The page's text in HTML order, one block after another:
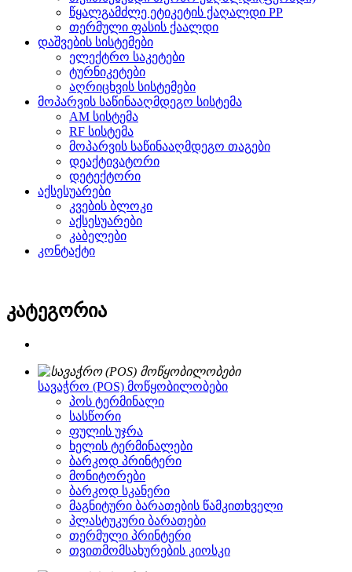
წყალგამძლე ეტიკეტის ქაღალდი PP
თერმული ფასის ქაალდი
დაშვების სისტემები
ელექტრო საკეტები
ტურნიკეტები
აღრიცხვის სისტემები
მოპარვის საწინააღმდეგო სისტემა
AM სისტემა
RF სისტემა
მოპარვის საწინააღმდეგო თაგები
დეაქტივატორი
დეტექტორი
აქსესუარები
კვების ბლოკი
აქსესუარები
კაბელები
კონტაქტი
კატეგორია
სავაჭრო (POS) მოწყობილობები
პოს ტერმინალი
სასწორი
ფულის უჯრა
ხელის ტერმინალები
ბარკოდ პრინტერი
მონიტორები
ბარკოდ სკანერი
მაგნიტური ბარათების წამკითხველი
პლასტუკური ბარათები
თერმული პრინტერი
თვითმომსახურების კიოსკი